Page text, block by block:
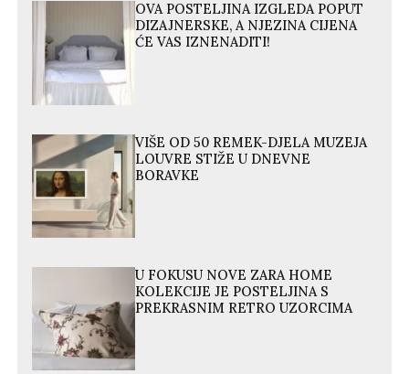
OVA POSTELJINA IZGLEDA POPUT
DIZAJNERSKE, A NJEZINA CIJENA
ĆE VAS IZNENADITI!
VIŠE OD 50 REMEK-DJELA MUZEJA
LOUVRE STIŽE U DNEVNE
BORAVKE
U FOKUSU NOVE ZARA HOME
KOLEKCIJE JE POSTELJINA S
PREKRASNIM RETRO UZORCIMA